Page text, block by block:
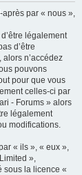
e
après par « nous »,
légalement
d’être
n’accédez
pouvons
pour que vous
celles-ci par
- Forums » alors
légalement
modifications.
« ils », « eux »,
»,
sous la licence «